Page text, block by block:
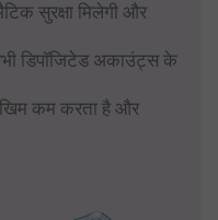
सुरक्षा मिलेगी और
डिपॉजिटेड अकाउंट्स के
कम करता है और